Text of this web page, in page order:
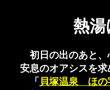
熱
初日の出のあと
安息のオアシスを
「 貝塚温泉 ほの